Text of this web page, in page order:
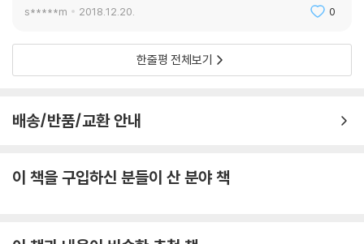
s*****m 2018.12.20. 0
한줄평 전체보기
배송/반품/교환 안내
이 책을 구입하신 분들이 산 분야 책